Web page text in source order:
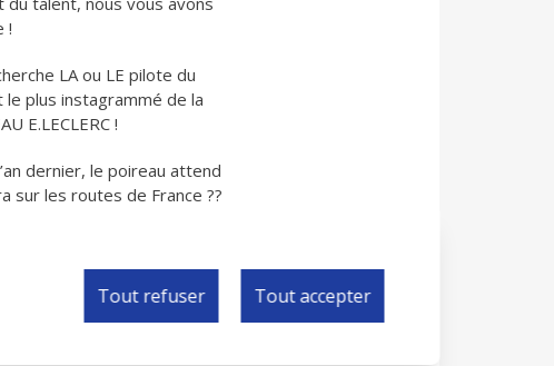
!
LA ou LE pilote du
plus instagrammé de la
E.LECLERC !
dernier, le poireau attend
sur les routes de France ??
Tout refuser Tout accepter